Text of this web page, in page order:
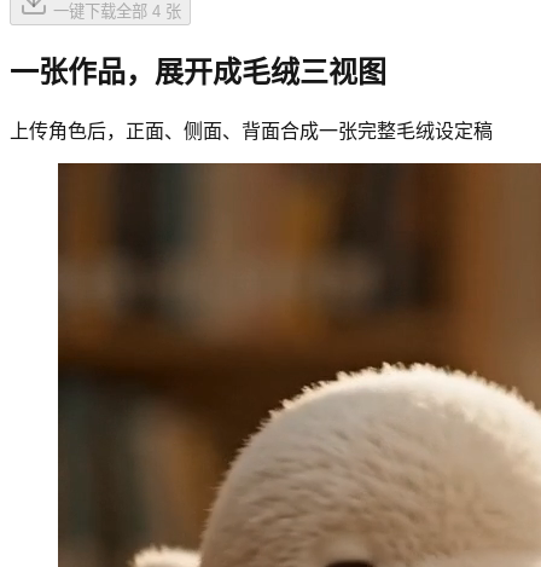
一键下载全部 4 张
一张作品，展开成毛绒三视图
上传角色后，正面、侧面、背面合成一张完整毛绒设定稿